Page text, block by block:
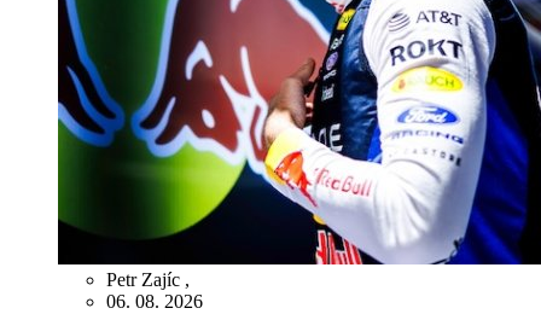
Petr Zajíc ,
06. 08. 2026